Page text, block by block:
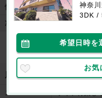
情報更新日 2026/08/08
次回更新日 2026/08/22
周辺施設
スーパー
神奈
3DK /
希望日時を
お気